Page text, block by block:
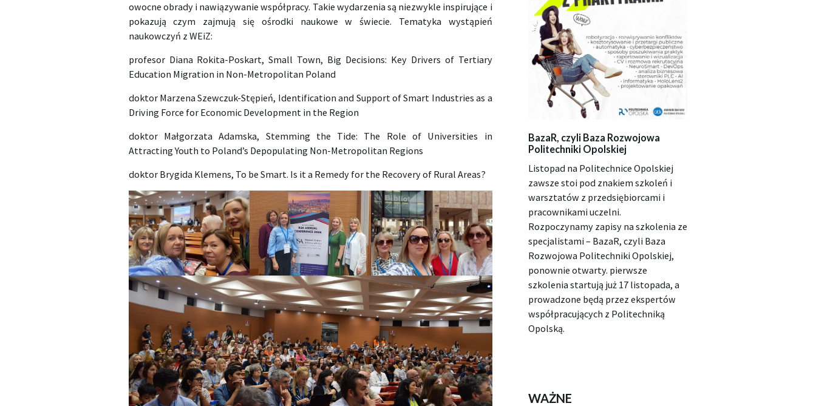
owocne obrady i nawiązywanie współpracy. Takie wydarzenia są niezwykle inspirujące i
pokazują czym zajmują się ośrodki naukowe w świecie. Tematyka wystąpień
naukowczyń z WEiZ:
profesor Diana Rokita-Poskart, Small Town, Big Decisions: Key Drivers of Tertiary
Education Migration in Non-Metropolitan Poland
doktor Marzena Szewczuk-Stępień, Identification and Support of Smart Industries as a
Driving Force for Economic Development in the Region
doktor Małgorzata Adamska, Stemming the Tide: The Role of Universities in
Attracting Youth to Poland’s Depopulating Non-Metropolitan Regions
doktor Brygida Klemens, To be Smart. Is it a Remedy for the Recovery of Rural Areas?
BazaR, czyli Baza Rozwojowa
Politechniki Opolskiej
Listopad na Politechnice Opolskiej
zawsze stoi pod znakiem szkoleń i
warsztatów z przedsiębiorcami i
pracownikami uczelni.
Rozpoczynamy zapisy na szkolenia ze
specjalistami – BazaR, czyli Baza
Rozwojowa Politechniki Opolskiej,
ponownie otwarty. pierwsze
szkolenia startują już 17 listopada, a
prowadzone będą przez ekspertów
współpracujących z Politechniką
Opolską.
WAŻNE